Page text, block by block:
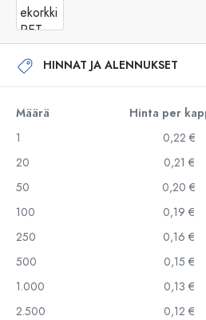
HINNAT JA ALENNUKSET
Määrä Hinta per
1
0,22 €
20
0,21 €
50
0,20 €
100
0,19 €
250
0,16 €
500
0,15 €
1.000
0,13 €
2.500
0,12 €